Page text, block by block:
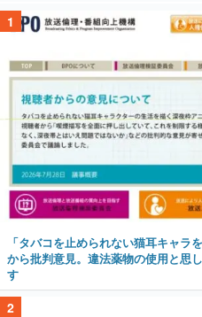
1
「タバコを止められない猫耳キャラ
から批判意見。違法薬物の使用と思
す
2